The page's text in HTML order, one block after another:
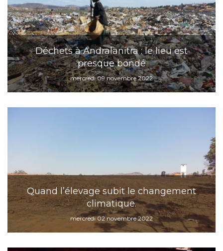
Déchets à Andralanitra : le lieu est
presque bondé
mercredi 09 novembre 2022
Quand l’élevage subit le changement
climatique.
mercredi 02 novembre 2022